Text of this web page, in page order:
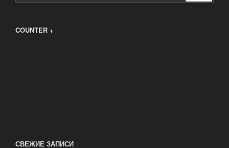
COUNTER +
СВЕЖИЕ ЗАПИСИ